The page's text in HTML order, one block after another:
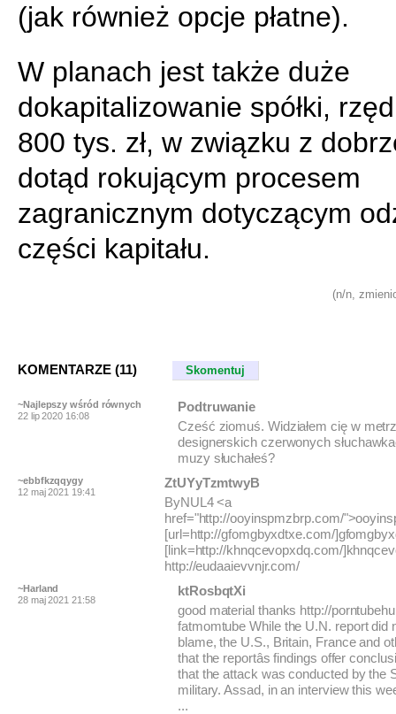
(jak również opcje płatne).
W planach jest także duże
dokapitalizowanie spółki,
800 tys. zł, w związku z
dotąd rokującym procesem
zagranicznym dotyczącym
części kapitału.
(n/n,
KOMENTARZE (11) Skomentuj
~Najlepszy wśród równych
22 lip 2020 16:08
Podtruwanie
Cześć ziomuś. Widziałem cię w
designerskich czerwonych
muzy słuchałeś?
~ebbfkzqqygy
12 maj 2021 19:41
ZtUYyTzmtwyB
ByNUL4 <a
href="http://ooyinspmzbrp.com/
[url=http://gfomgbyxdtxe.com/
[link=http://khnqcevopxdq.com/
http://eudaaievvnjr.com/
~Harland
28 maj 2021 21:58
ktRosbqtXi
good material thanks http://
fatmomtube While the U.N. report did
blame, the U.S., Britain, France and
that the reportâs findings offer
that the attack was conducted by the
military. Assad, in an interview this
...